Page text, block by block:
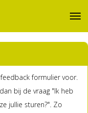
formulier voor.
bij de vraag "Ik heb
jullie sturen?". Zo